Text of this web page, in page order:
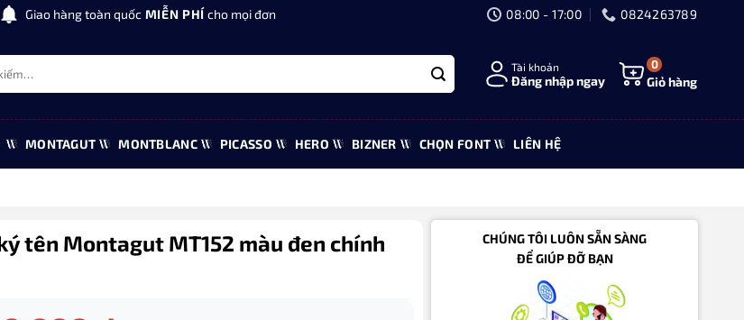
Giao hàng toàn quốc MIỄN PHÍcho mọi đơn 08:00 - 17:00 0824263789
Tài khoản
Đăng nhập ngay
0
Giỏ hàng
MONTAGUT MONTBLANC PICASSO HERO BIZNER CHỌN FONT LIÊN HỆ
tên Montagut MT152 màu đen chính
CHÚNG TÔI LUÔN SẴN SÀNG
ĐỂ GIÚP ĐỠ BẠN